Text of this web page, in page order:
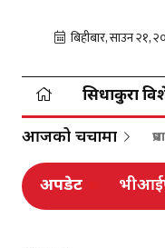
सिधाकुरा
आजको चर्चामा
अपडेट